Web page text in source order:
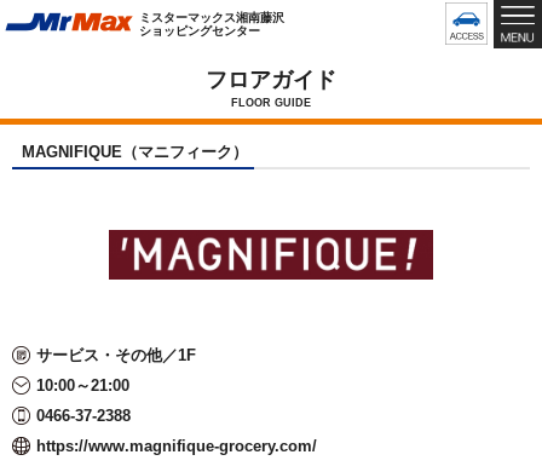
ミスターマックス湘南藤沢
ショッピングセンター
ロ
メ
ュ
フロアガイド
FLOOR GUIDE
MAGNIFIQUE（マニフィーク）
サービス・その他／1F
10:00～21:00
0466-37-2388
https://www.magnifique-grocery.com/